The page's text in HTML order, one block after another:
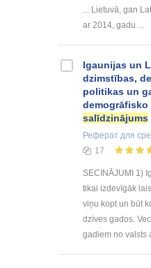
... Lietuvā, gan
ar 2014, gadu ...
Igaunijas un
dzimstības,
politikas un
demogrāfisko
salīdzinājums
Реферат для
17
SECINĀJUMI 1)
tikai izdevīgāk
viņu kopt un būt
dzīves gados.
gadiem no valsts